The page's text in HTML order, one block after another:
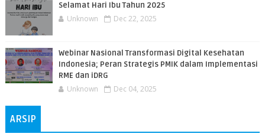
Selamat Hari Ibu Tahun 2025
Unknown Dec 22, 2025
Webinar Nasional Transformasi Digital Kesehatan
Indonesia; Peran Strategis PMIK dalam Implementasi
RME dan iDRG
Unknown Dec 04, 2025
ARSIP